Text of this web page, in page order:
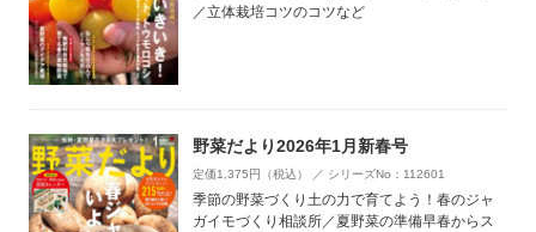
／立体栽培コツのコツなど
野菜だより2026年1月新春号
定価1,375円（税込） ／ シリーズNo：112601
季節の野菜づくり土の力で育てよう！春のジャ
ガイモづくり相談所／夏野菜の準備早春からス